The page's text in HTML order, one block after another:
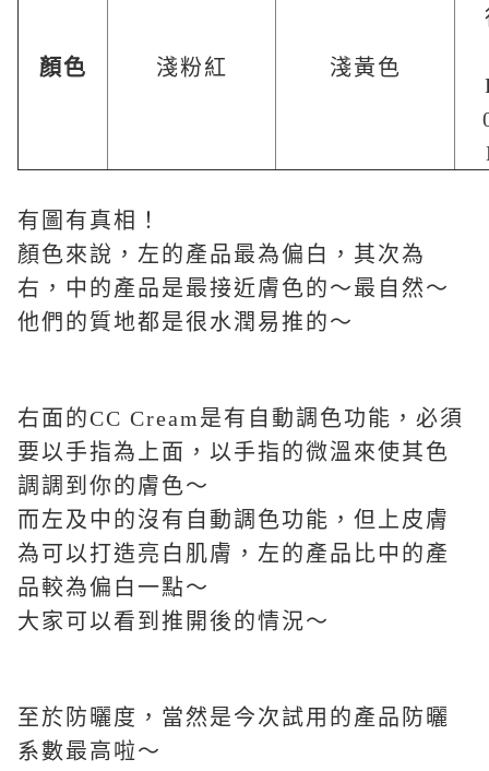
顏色 淺粉紅 淺黃色
有圖有真相！
顏色來說，左的產品最為偏白，其次為
右，中的產品是最接近膚色的～最自然～
他們的質地都是很水潤易推的～
右面的CC Cream是有自動調色功能，必須
要以手指為上面，以手指的微溫來使其色
調調到你的膚色～
而左及中的沒有自動調色功能，但上皮膚
為可以打造亮白肌膚，左的產品比中的產
品較為偏白一點～
大家可以看到推開後的情況～
至於防曬度，當然是今次試用的產品防曬
系數最高啦～